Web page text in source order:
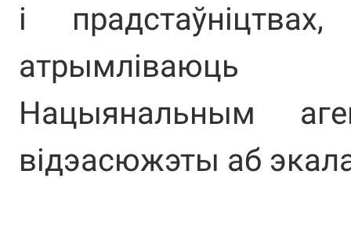
і
атрымліваюць
Нацыянальным
відэасюжэты аб